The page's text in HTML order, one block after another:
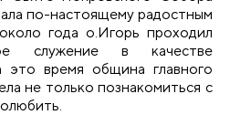
по-настоящему радостным
года о.Игорь проходил
служение в качестве
это время община главного
не только познакомиться с